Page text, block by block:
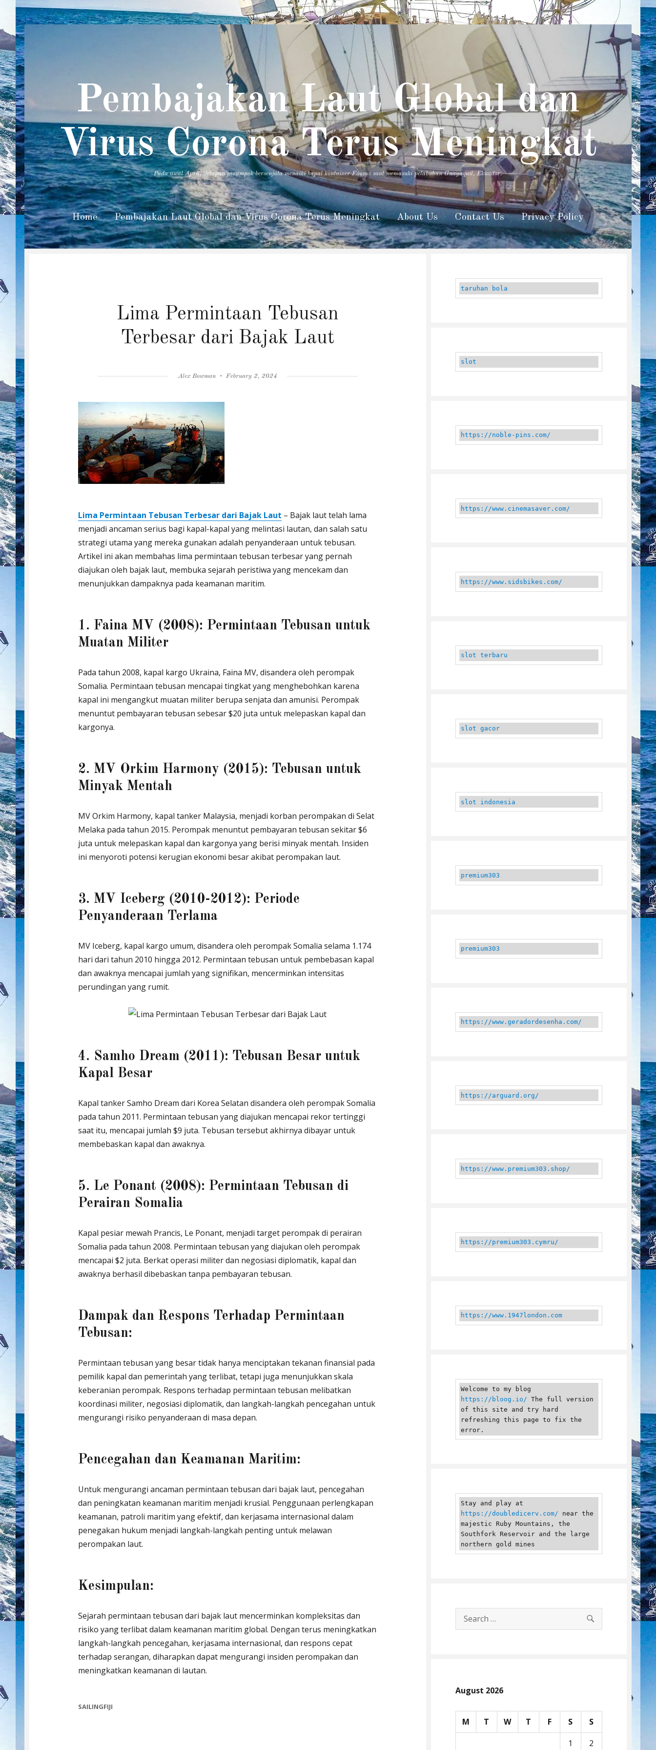
Pembajakan Laut Global dan
Virus Corona Terus Meningkat
Pada awal April, delapan perampok bersenjata menaiki kapal kontainer Fouma saat memasuki pelabuhan Guayaquil, Ekuador.
Home Pembajakan Laut Global dan Virus Corona Terus Meningkat About Us Contact Us Privacy Policy
Lima Permintaan Tebusan
Terbesar dari Bajak Laut
Author
Alex Bowman
Posted
February 2, 2024
Lima Permintaan Tebusan Terbesar dari Bajak Laut – Bajak laut telah lama
menjadi ancaman serius bagi kapal-kapal yang melintasi lautan, dan salah satu
strategi utama yang mereka gunakan adalah penyanderaan untuk tebusan.
Artikel ini akan membahas lima permintaan tebusan terbesar yang pernah
diajukan oleh bajak laut, membuka sejarah peristiwa yang mencekam dan
menunjukkan dampaknya pada keamanan maritim.
1. Faina MV (2008): Permintaan Tebusan untuk
Muatan Militer
Pada tahun 2008, kapal kargo Ukraina, Faina MV, disandera oleh perompak
Somalia. Permintaan tebusan mencapai tingkat yang menghebohkan karena
kapal ini mengangkut muatan militer berupa senjata dan amunisi. Perompak
menuntut pembayaran tebusan sebesar $20 juta untuk melepaskan kapal dan
kargonya.
2. MV Orkim Harmony (2015): Tebusan untuk
Minyak Mentah
MV Orkim Harmony, kapal tanker Malaysia, menjadi korban perompakan di Selat
Melaka pada tahun 2015. Perompak menuntut pembayaran tebusan sekitar $6
juta untuk melepaskan kapal dan kargonya yang berisi minyak mentah. Insiden
ini menyoroti potensi kerugian ekonomi besar akibat perompakan laut.
3. MV Iceberg (2010-2012): Periode
Penyanderaan Terlama
MV Iceberg, kapal kargo umum, disandera oleh perompak Somalia selama 1.174
hari dari tahun 2010 hingga 2012. Permintaan tebusan untuk pembebasan kapal
dan awaknya mencapai jumlah yang signifikan, mencerminkan intensitas
perundingan yang rumit.
4. Samho Dream (2011): Tebusan Besar untuk
Kapal Besar
Kapal tanker Samho Dream dari Korea Selatan disandera oleh perompak Somalia
pada tahun 2011. Permintaan tebusan yang diajukan mencapai rekor tertinggi
saat itu, mencapai jumlah $9 juta. Tebusan tersebut akhirnya dibayar untuk
membebaskan kapal dan awaknya.
5. Le Ponant (2008): Permintaan Tebusan di
Perairan Somalia
Kapal pesiar mewah Prancis, Le Ponant, menjadi target perompak di perairan
Somalia pada tahun 2008. Permintaan tebusan yang diajukan oleh perompak
mencapai $2 juta. Berkat operasi militer dan negosiasi diplomatik, kapal dan
awaknya berhasil dibebaskan tanpa pembayaran tebusan.
Dampak dan Respons Terhadap Permintaan
Tebusan:
Permintaan tebusan yang besar tidak hanya menciptakan tekanan finansial pada
pemilik kapal dan pemerintah yang terlibat, tetapi juga menunjukkan skala
keberanian perompak. Respons terhadap permintaan tebusan melibatkan
koordinasi militer, negosiasi diplomatik, dan langkah-langkah pencegahan untuk
mengurangi risiko penyanderaan di masa depan.
Pencegahan dan Keamanan Maritim:
Untuk mengurangi ancaman permintaan tebusan dari bajak laut, pencegahan
dan peningkatan keamanan maritim menjadi krusial. Penggunaan perlengkapan
keamanan, patroli maritim yang efektif, dan kerjasama internasional dalam
penegakan hukum menjadi langkah-langkah penting untuk melawan
perompakan laut.
Kesimpulan:
Sejarah permintaan tebusan dari bajak laut mencerminkan kompleksitas dan
risiko yang terlibat dalam keamanan maritim global. Dengan terus meningkatkan
langkah-langkah pencegahan, kerjasama internasional, dan respons cepat
terhadap serangan, diharapkan dapat mengurangi insiden perompakan dan
meningkatkan keamanan di lautan.
CATEGORIES
SAILINGFIJI
taruhan bola
slot
https://noble-pins.com/
https://www.cinemasaver.com/
https://www.sidsbikes.com/
slot terbaru
slot gacor
slot indonesia
premium303
premium303
https://www.geradordesenha.com/
https://arguard.org/
https://www.premium303.shop/
https://premium303.cymru/
https://www.1947london.com
https://bloog.io/ The full version
of this site and try hard
refreshing this page to fix the
error.
https://doubledicerv.com/ near the
majestic Ruby Mountains, the
Southfork Reservoir and the large
northern gold mines
Search
for:
SEARCH
August 2026
M T W T F S
S
1
2